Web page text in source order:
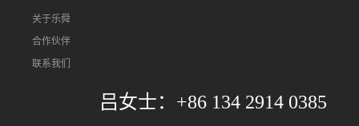
关于乐舜
合作伙伴
联系我们
吕女士：+86 134 2914 0385